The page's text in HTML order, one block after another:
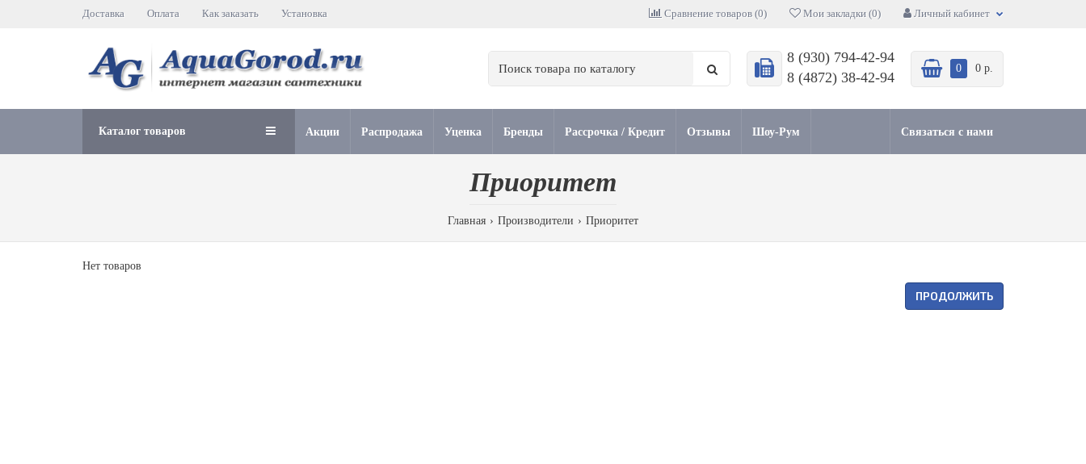
Доставка Оплата Как заказать Установка Сравнение товаров (0) Мои закладки (0) Личный кабинет
8 (930) 794-42-94
8 (4872) 38-42-94
0 0 р.
Каталог товаров Акции Распродажа Уценка Бренды Рассрочка / Кредит Отзывы Шоу-Рум Связаться с нами
Приоритет
Главная Производители Приоритет
Нет товаров
ПРОДОЛЖИТЬ